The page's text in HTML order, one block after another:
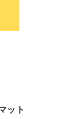
ット